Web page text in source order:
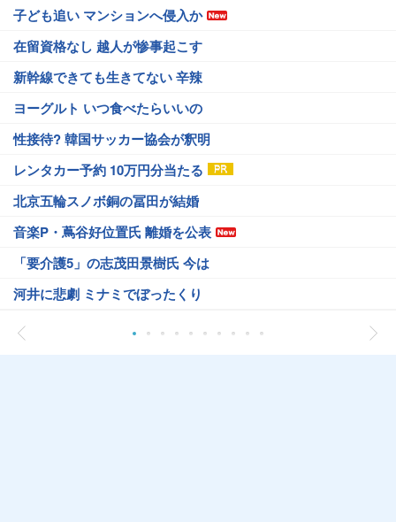
子ども追い マンションへ侵入か
在留資格なし 越人が惨事起こす
新幹線できても生きてない 辛辣
ヨーグルト いつ食べたらいいの
性接待? 韓国サッカー協会が釈明
レンタカー予約 10万円分当たる
北京五輪スノボ銅の冨田が結婚
音楽P・蔦谷好位置氏 離婚を公表
「要介護5」の志茂田景樹氏 今は
河井に悲劇 ミナミでぼったくり